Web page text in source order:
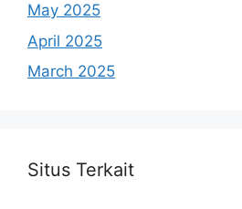
May 2025
April 2025
March 2025
Situs Terkait